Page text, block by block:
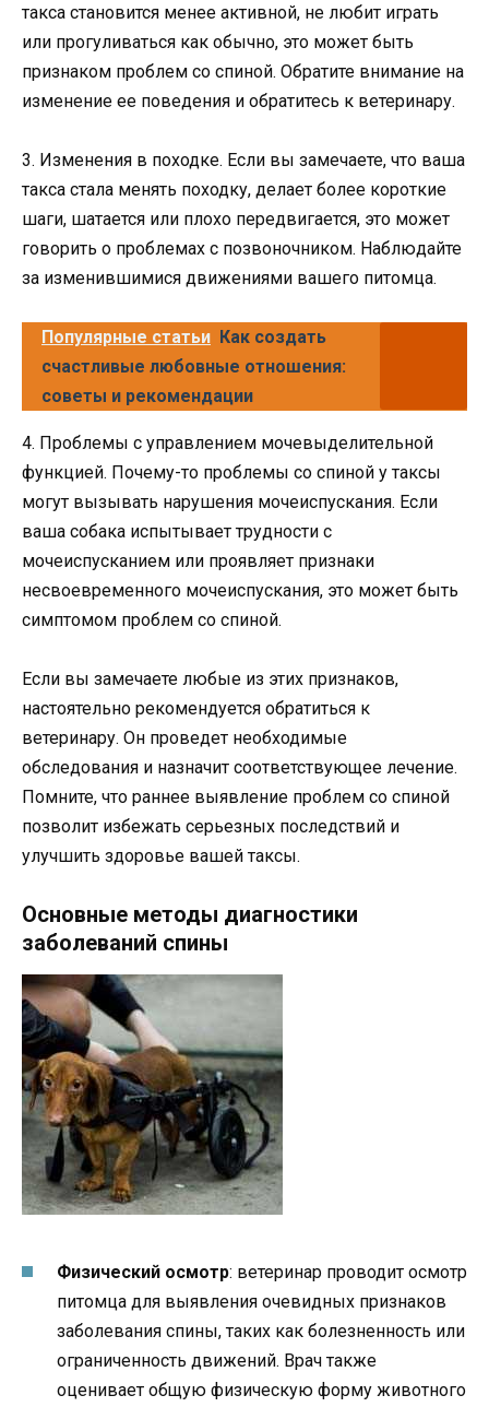
такса становится менее активной, не любит играть
или прогуливаться как обычно, это может быть
признаком проблем со спиной. Обратите внимание на
изменение ее поведения и обратитесь к ветеринару.
3. Изменения в походке. Если вы замечаете, что ваша
такса стала менять походку, делает более короткие
шаги, шатается или плохо передвигается, это может
говорить о проблемах с позвоночником. Наблюдайте
за изменившимися движениями вашего питомца.
Популярные статьи Как создать
счастливые любовные отношения:
советы и рекомендации
4. Проблемы с управлением мочевыделительной
функцией. Почему-то проблемы со спиной у таксы
могут вызывать нарушения мочеиспускания. Если
ваша собака испытывает трудности с
мочеиспусканием или проявляет признаки
несвоевременного мочеиспускания, это может быть
симптомом проблем со спиной.
Если вы замечаете любые из этих признаков,
настоятельно рекомендуется обратиться к
ветеринару. Он проведет необходимые
обследования и назначит соответствующее лечение.
Помните, что раннее выявление проблем со спиной
позволит избежать серьезных последствий и
улучшить здоровье вашей таксы.
Основные методы диагностики
заболеваний спины
Физический осмотр: ветеринар проводит осмотр
питомца для выявления очевидных признаков
заболевания спины, таких как болезненность или
ограниченность движений. Врач также
оценивает общую физическую форму животного